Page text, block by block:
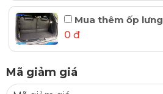
Mua thêm ốp lưng
0 đ
Mã giảm giá